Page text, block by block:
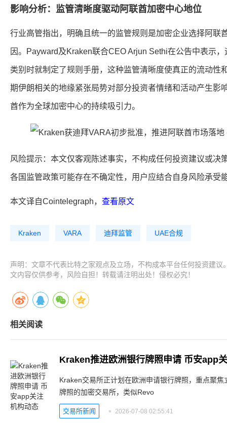
影响分析：监管清晰度驱动阿联酋加密中心地位
行业高管指出，明确且统一的监管规则是加密企业选择阿联
因。Payward及Kraken联合CEO Arjun Sethi在公告中表示
类别时就制定了规则手册，这种监管清晰度使真正的流动性
期伊朗相关的地缘紧张局势对部分投资者情绪和活动产生影
酋作为全球加密中心的持续吸引力。
风险提示：本文仅客观陈述事实，不构成任何投资建议或决
各国监管政策可能存在不确定性，用户应结合自身风险承受
本文译自Cointelegraph， 查看原文
Kraken VARA 迪拜监管 UAE合规
声明：文章不代表比特之家观点及立场，不构成本平台任何投资建
文内容仅供参考，风险自担！转载请注明出处！侵权必究！
相关阅读
Kraken推进欧洲银行牌照申请 币安app
Kraken交易所正计划在欧洲申请银行牌照，重点聚
牌照的加密交易所，类似Revo
交易所新闻 2026-07-08 02:55:41